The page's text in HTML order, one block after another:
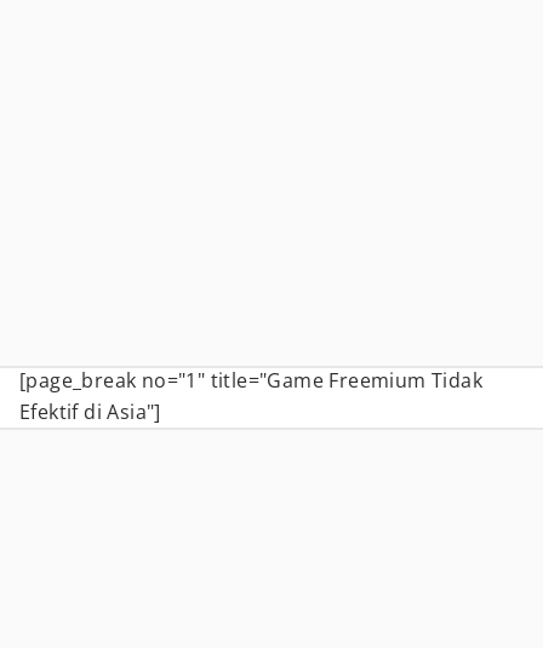
[page_break no="1" title="Game Freemium Tidak
Efektif di Asia"]